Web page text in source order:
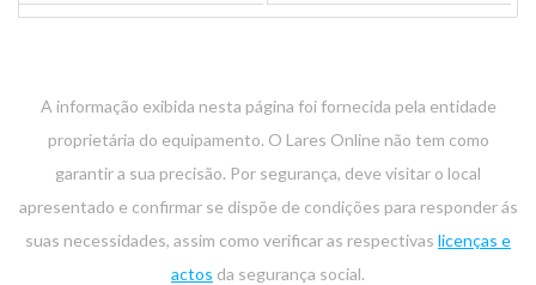
A informação exibida nesta página foi fornecida pela entidade
proprietária do equipamento. O Lares Online não tem como
garantir a sua precisão. Por segurança, deve visitar o local
apresentado e confirmar se dispõe de condições para responder ás
suas necessidades, assim como verificar as respectivas licenças e
actos da segurança social.